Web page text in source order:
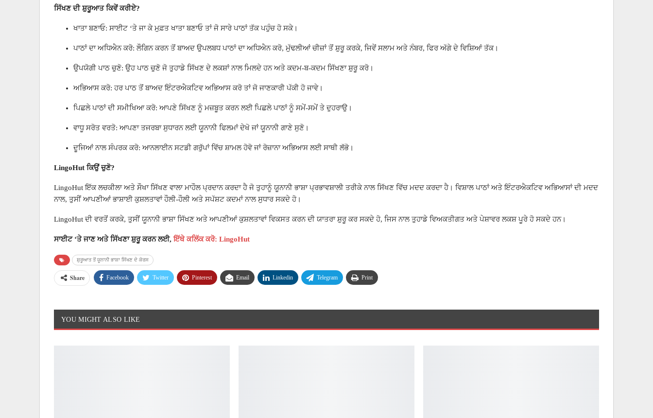
ਸਿੱਖਣ ਦੀ ਸ਼ੁਰੂਆਤ ਕਿਵੇਂ ਕਰੀਏ?
ਖਾਤਾ ਬਣਾਓ: ਸਾਈਟ ‘ਤੇ ਜਾ ਕੇ ਮੁਫ਼ਤ ਖਾਤਾ ਬਣਾਓ ਤਾਂ ਜੋ ਸਾਰੇ ਪਾਠਾਂ ਤੱਕ ਪਹੁੰਚ ਹੋ ਸਕੇ।
ਪਾਠਾਂ ਦਾ ਅਧਿਐਨ ਕਰੋ: ਲੌਗਿਨ ਕਰਨ ਤੋਂ ਬਾਅਦ ਉਪਲਬਧ ਪਾਠਾਂ ਦਾ ਅਧਿਐਨ ਕਰੋ, ਮੁੱਢਲੀਆਂ ਚੀਜ਼ਾਂ ਤੋਂ ਸ਼ੁਰੂ ਕਰਕੇ, ਜਿਵੇਂ ਸਲਾਮ ਅਤੇ ਨੰਬਰ, ਫਿਰ ਅੱਗੇ ਦੇ ਵਿਸ਼ਿਆਂ ਤੱਕ।
ਉਪਯੋਗੀ ਪਾਠ ਚੁਣੋ: ਉਹ ਪਾਠ ਚੁਣੋ ਜੋ ਤੁਹਾਡੇ ਸਿੱਖਣ ਦੇ ਲਕਸ਼ਾਂ ਨਾਲ ਮਿਲਦੇ ਹਨ ਅਤੇ ਕਦਮ-ਬ-ਕਦਮ ਸਿੱਖਣਾ ਸ਼ੁਰੂ ਕਰੋ।
ਅਭਿਆਸ ਕਰੋ: ਹਰ ਪਾਠ ਤੋਂ ਬਾਅਦ ਇੰਟਰਐਕਟਿਵ ਅਭਿਆਸ ਕਰੋ ਤਾਂ ਜੋ ਜਾਣਕਾਰੀ ਪੱਕੀ ਹੋ ਜਾਵੇ।
ਪਿਛਲੇ ਪਾਠਾਂ ਦੀ ਸਮੀਖਿਆ ਕਰੋ: ਆਪਣੇ ਸਿੱਖਣ ਨੂੰ ਮਜ਼ਬੂਤ ਕਰਨ ਲਈ ਪਿਛਲੇ ਪਾਠਾਂ ਨੂੰ ਸਮੇਂ-ਸਮੇਂ ਤੇ ਦੁਹਰਾਉ।
ਵਾਧੂ ਸਰੋਤ ਵਰਤੋ: ਆਪਣਾ ਤਜਰਬਾ ਸੁਧਾਰਨ ਲਈ ਯੂਨਾਨੀ ਫਿਲਮਾਂ ਦੇਖੋ ਜਾਂ ਯੂਨਾਨੀ ਗਾਣੇ ਸੁਣੋ।
ਦੂਜਿਆਂ ਨਾਲ ਸੰਪਰਕ ਕਰੋ: ਆਨਲਾਈਨ ਸਟਡੀ ਗਰੁੱਪਾਂ ਵਿੱਚ ਸ਼ਾਮਲ ਹੋਵੋ ਜਾਂ ਰੋਜ਼ਾਨਾ ਅਭਿਆਸ ਲਈ ਸਾਥੀ ਲੱਭੋ।
LingoHut ਕਿਉਂ ਚੁਣੋ?
LingoHut ਇੱਕ ਲਚਕੀਲਾ ਅਤੇ ਸੌਖਾ ਸਿੱਖਣ ਵਾਲਾ ਮਾਹੌਲ ਪ੍ਰਦਾਨ ਕਰਦਾ ਹੈ ਜੋ ਤੁਹਾਨੂੰ ਯੂਨਾਨੀ ਭਾਸ਼ਾ ਪ੍ਰਭਾਵਸ਼ਾਲੀ ਤਰੀਕੇ ਨਾਲ ਸਿੱਖਣ ਵਿੱਚ ਮਦਦ ਕਰਦਾ ਹੈ। ਵਿਸ਼ਾਲ ਪਾਠਾਂ ਅਤੇ ਇੰਟਰਐਕਟਿਵ ਅਭਿਆਸਾਂ ਦੀ ਮਦਦ
ਨਾਲ, ਤੁਸੀਂ ਆਪਣੀਆਂ ਭਾਸ਼ਾਈ ਕੁਸ਼ਲਤਾਵਾਂ ਹੌਲੀ-ਹੌਲੀ ਅਤੇ ਸਪੱਸ਼ਟ ਕਦਮਾਂ ਨਾਲ ਸੁਧਾਰ ਸਕਦੇ ਹੋ।
LingoHut ਦੀ ਵਰਤੋਂ ਕਰਕੇ, ਤੁਸੀਂ ਯੂਨਾਨੀ ਭਾਸ਼ਾ ਸਿੱਖਣ ਅਤੇ ਆਪਣੀਆਂ ਕੁਸ਼ਲਤਾਵਾਂ ਵਿਕਸਤ ਕਰਨ ਦੀ ਯਾਤਰਾ ਸ਼ੁਰੂ ਕਰ ਸਕਦੇ ਹੋ, ਜਿਸ ਨਾਲ ਤੁਹਾਡੇ ਵਿਅਕਤੀਗਤ ਅਤੇ ਪੇਸ਼ਾਵਰ ਲਕਸ਼ ਪੂਰੇ ਹੋ ਸਕਦੇ ਹਨ।
ਸਾਈਟ ‘ਤੇ ਜਾਣ ਅਤੇ ਸਿੱਖਣਾ ਸ਼ੁਰੂ ਕਰਨ ਲਈ,ਇੱਥੇ ਕਲਿੱਕ ਕਰੋ: LingoHut
ਸ਼ੁਰੂਆਤ ਤੋਂ ਯੂਨਾਨੀ ਭਾਸ਼ਾ ਸਿੱਖਣ ਦੇ ਕੋਰਸ
Share Facebook Twitter Pinterest Email Linkedin Telegram Print
YOU MIGHT ALSO LIKE